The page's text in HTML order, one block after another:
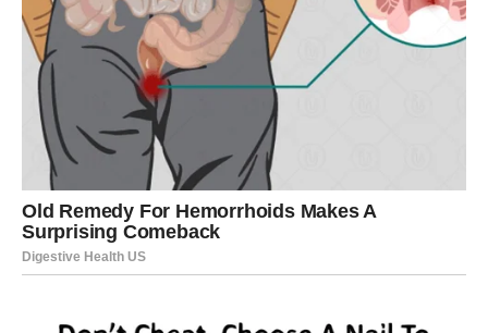
KONJ
Ovo je mesec akcije, ali i umora. Previše obaveza može
vas iscrpeti ako ne usporite. Februar vas uči ravnoteži.
Ljubav:Potreba za slobodom i iskrenošću.
Poruka meseca:Ne moraš stalno da juriš.